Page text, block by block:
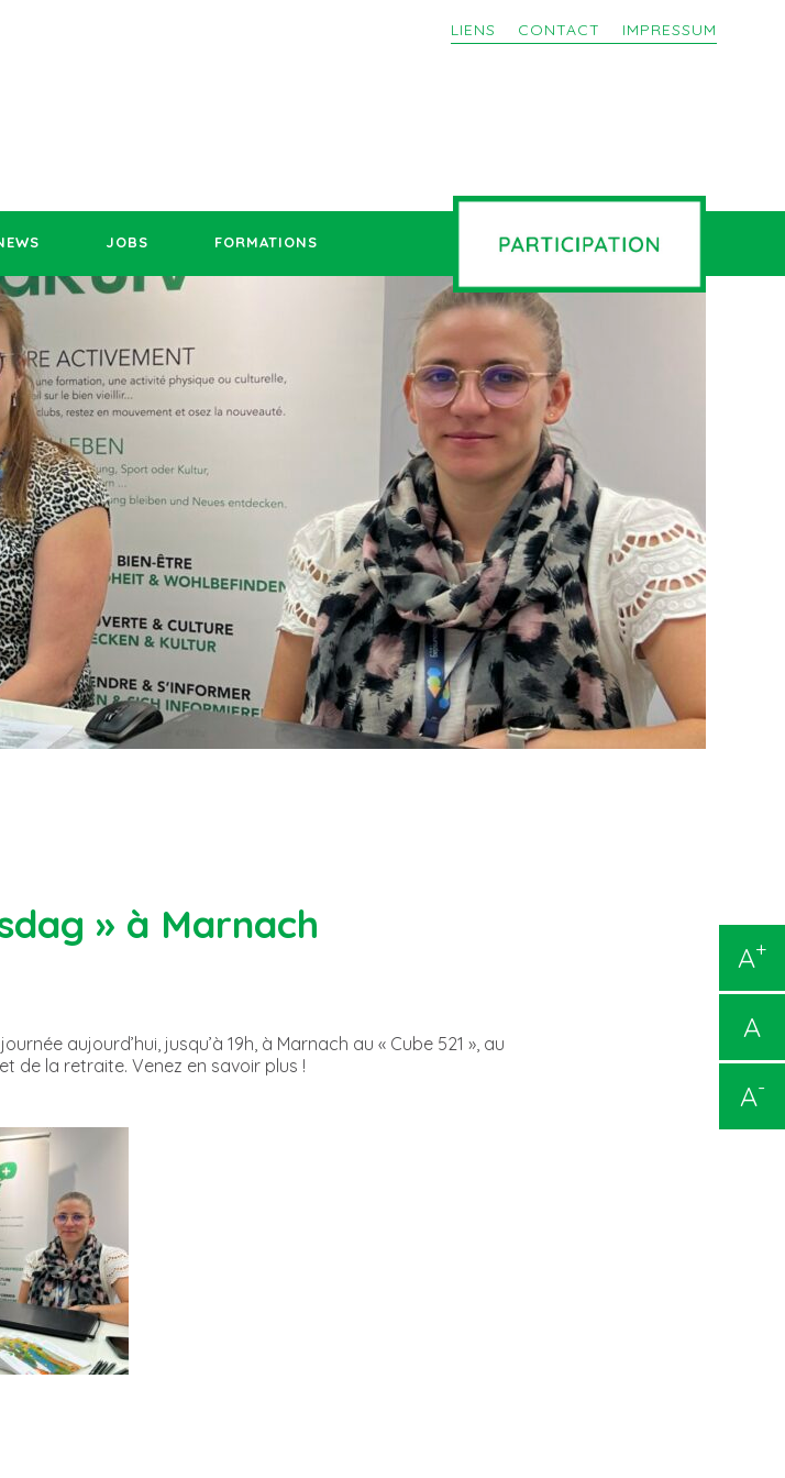
LIENS CONTACT IMPRESSUM
JOBS FORMATIONS
A+
A
A-
» à Marnach
aujourd’hui, jusqu’à 19h, à Marnach au « Cube 521 », au
de la retraite. Venez en savoir plus !